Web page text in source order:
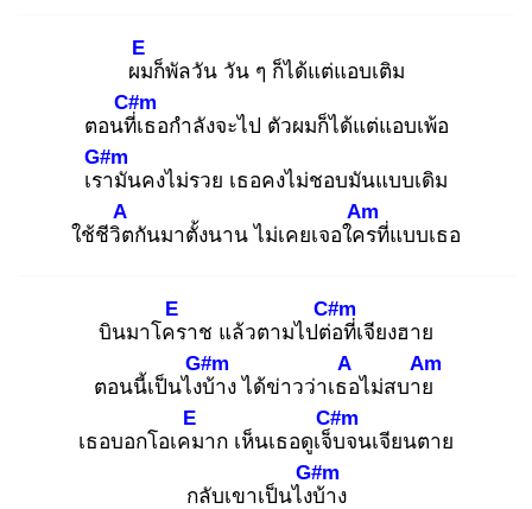
ผม
E
ก็พัลวัน วัน ๆ ก็ได้แต่แอบเติม
ตอนที่เ
C#m
ธอกำลังจะไป ตัวผมก็ได้แต่แอบเพ้อ
เรา
G#m
มันคงไม่รวย เธอคงไม่ชอบมันแบบเดิม
ใช้ชีวิต
A
กันมาตั้งนาน ไม่เคยเจอใคร
Am
ที่แบบเธอ
บินมาโคร
E
าช แล้วตามไปต่อ
C#m
ที่เจียงฮาย
ตอนนี้เป็นไงบ้
G#m
าง ได้ข่าวว่าเธอ
A
ไม่สบาย
Am
เธอบอกโอเคม
E
าก เห็นเธอดูเจ็บ
C#m
จนเจียนตาย
กลับเขาเป็นไงบ้
G#m
าง